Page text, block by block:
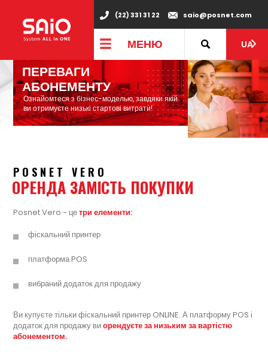
(22) 331 31 22 saio@posnet.com
МЕНЮ UA
ПЕРЕВАГИ
АБОНЕМЕНТУ
Ознайомтеся з бізнес-моделью, завдяки якій
ви отримуєте низькі стартові витрати!
POSNET VERO
ОРЕНДА ЗАМІСТЬ ПОКУПКИ
Posnet Vero - цетри елементи:
фіскальний принтер
платформа POS
вибраний додаток для продажу
Ви купуєте тільки фіскальний принтер ONLINE. А платформу POS і
додаток для продажу виорендуєте за низьким за вартістю
абонементом.